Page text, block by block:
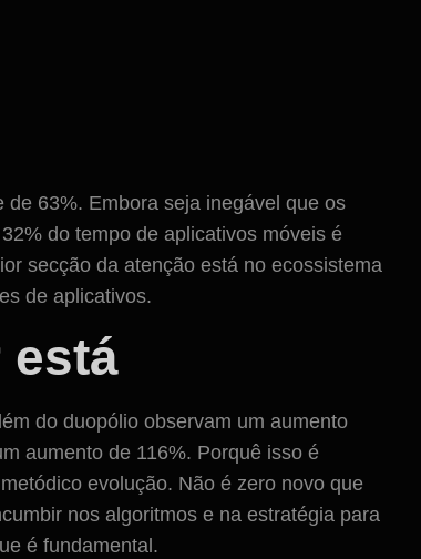
63%. Embora seja inegável que os
do tempo de aplicativos móveis é
secção da atenção está no ecossistema
de aplicativos.
está
do duopólio observam um aumento
aumento de 116%. Porquê isso é
evolução. Não é zero novo que
nos algoritmos e na estratégia para
é fundamental.